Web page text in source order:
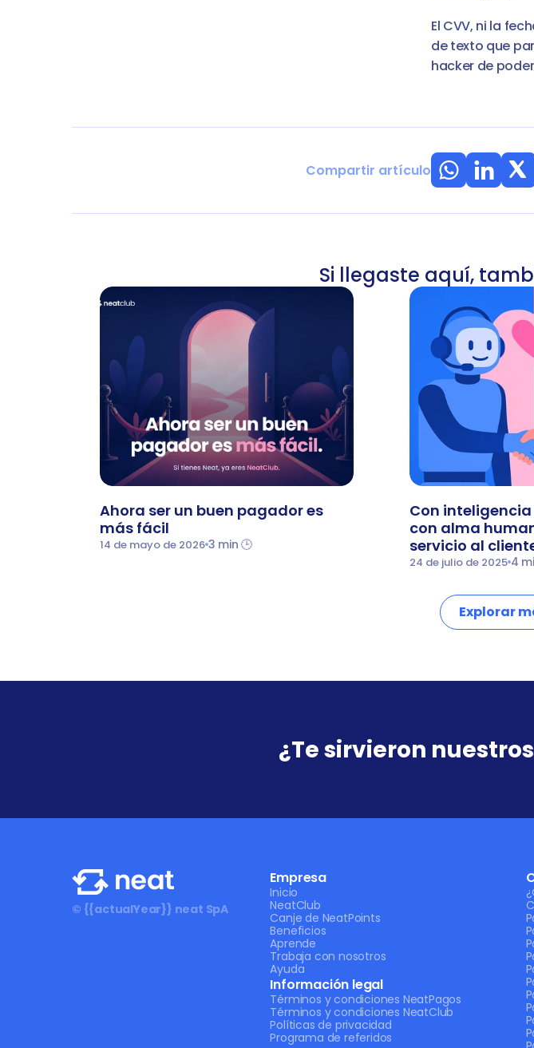
El CVV, ni la
de texto que
hacker de
Compartir artículo
Si llegaste aquí,
Ahora ser un buen pagador es
más fácil
14 de mayo de 2026 3 min 🕒
Con
con alma
servicio al
24 de julio de 2025 4
Explorar
¿Te sirvieron
Empresa
Inicio
NeatClub
Canje de NeatPoints
Beneficios
Aprende
Trabaja con nosotros
Ayuda
Información legal
Términos y condiciones NeatPagos
Términos y condiciones NeatClub
Políticas de privacidad
Programa de referidos
© {{actualYear}} neat SpA